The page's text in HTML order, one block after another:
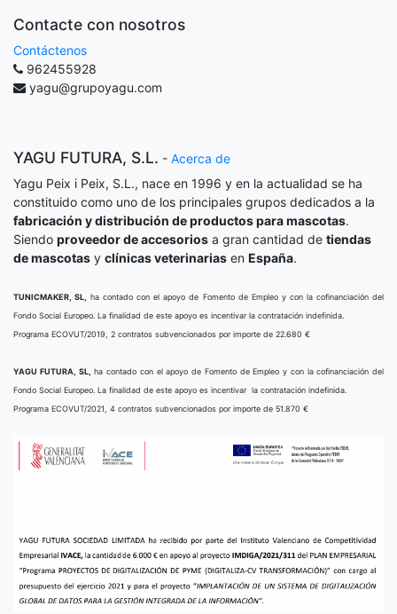
Contacte con nosotros
Contáctenos
962455928
yagu@grupoyagu.com
YAGU FUTURA, S.L. - Acerca de
Yagu Peix i Peix, S.L., nace en 1996 y en la actualidad se ha
constituido como uno de los principales grupos dedicados a la
fabricación y distribución de productos para mascotas.
Siendo proveedor de accesorios a gran cantidad de tiendas
de mascotas y clínicas veterinarias en España.
TUNICMAKER, SL,
ha contado con el apoyo de Fomento de Empleo y con la cofinanciación del
Fondo Social Europeo. La finalidad de este apoyo es incentivar la contratación indefinida.
Programa ECOVUT/2019, 2 contratos subvencionados por importe de 22.680 €
YAGU FUTURA, SL,
ha contado con el apoyo de Fomento de Empleo y con la cofinanciación del
Fondo Social Europeo. La finalidad de este apoyo es incentivar la contratación indefinida.
Programa ECOVUT/2021, 4 contratos subvencionados por importe de 51.870 €